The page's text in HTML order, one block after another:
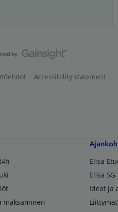
Accessibility statement
maksaminen
Elisa
Elisa 5G
Ideat ja